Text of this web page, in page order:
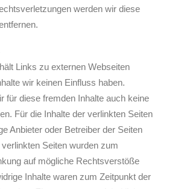
werden wir diese
Links zu externen Webseiten
wir keinen Einfluss haben.
für diese fremden Inhalte auch keine
Für die Inhalte der verlinkten Seiten
Anbieter oder Betreiber der Seiten
Seiten wurden zum
auf mögliche Rechtsverstöße
Inhalte waren zum Zeitpunkt der